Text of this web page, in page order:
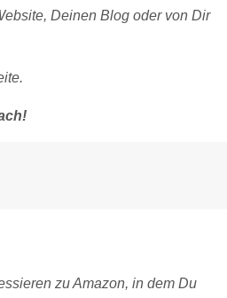
Deinen Blog oder von Dir
zu Amazon, in dem Du